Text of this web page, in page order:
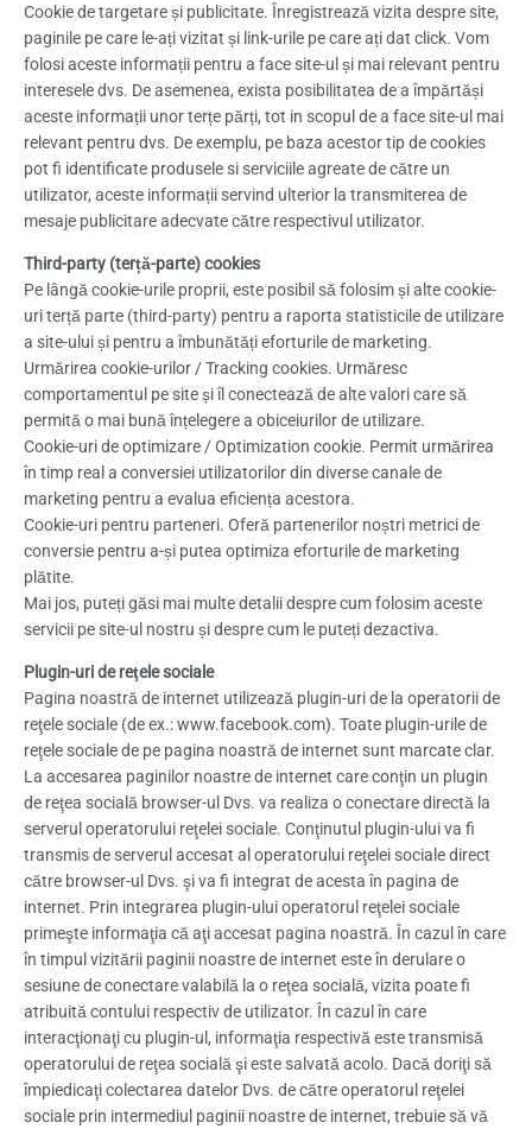
Cookie de targetare și publicitate. Înregistrează vizita despre site,
paginile pe care le-ați vizitat și link-urile pe care ați dat click. Vom
folosi aceste informații pentru a face site-ul și mai relevant pentru
interesele dvs. De asemenea, exista posibilitatea de a împărtăși
aceste informații unor terțe părți, tot in scopul de a face site-ul mai
relevant pentru dvs. De exemplu, pe baza acestor tip de cookies
pot fi identificate produsele si serviciile agreate de către un
utilizator, aceste informații servind ulterior la transmiterea de
mesaje publicitare adecvate către respectivul utilizator.
Third-party (terță-parte) cookies
Pe lângă cookie-urile proprii, este posibil să folosim și alte cookie-
uri terță parte (third-party) pentru a raporta statisticile de utilizare
a site-ului și pentru a îmbunătăți eforturile de marketing.
Urmărirea cookie-urilor / Tracking cookies. Urmăresc
comportamentul pe site și îl conectează de alte valori care să
permită o mai bună înțelegere a obiceiurilor de utilizare.
Cookie-uri de optimizare / Optimization cookie. Permit urmărirea
în timp real a conversiei utilizatorilor din diverse canale de
marketing pentru a evalua eficiența acestora.
Cookie-uri pentru parteneri. Oferă partenerilor noștri metrici de
conversie pentru a-și putea optimiza eforturile de marketing
plătite.
Mai jos, puteți găsi mai multe detalii despre cum folosim aceste
servicii pe site-ul nostru și despre cum le puteți dezactiva.
Plugin-uri de reţele sociale
Pagina noastră de internet utilizează plugin-uri de la operatorii de
reţele sociale (de ex.: www.facebook.com). Toate plugin-urile de
reţele sociale de pe pagina noastră de internet sunt marcate clar.
La accesarea paginilor noastre de internet care conţin un plugin
de reţea socială browser-ul Dvs. va realiza o conectare directă la
serverul operatorului reţelei sociale. Conţinutul plugin-ului va fi
transmis de serverul accesat al operatorului reţelei sociale direct
către browser-ul Dvs. şi va fi integrat de acesta în pagina de
internet. Prin integrarea plugin-ului operatorul reţelei sociale
primeşte informaţia că aţi accesat pagina noastră. În cazul în care
în timpul vizitării paginii noastre de internet este în derulare o
sesiune de conectare valabilă la o reţea socială, vizita poate fi
atribuită contului respectiv de utilizator. În cazul în care
interacţionaţi cu plugin-ul, informaţia respectivă este transmisă
operatorului de reţea socială şi este salvată acolo. Dacă doriţi să
împiedicaţi colectarea datelor Dvs. de către operatorul reţelei
sociale prin intermediul paginii noastre de internet, trebuie să vă